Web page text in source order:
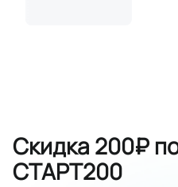
Скидка 200₽
СТАРТ200